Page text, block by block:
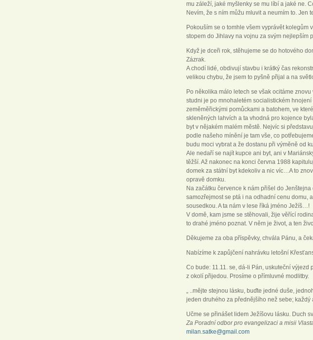
mu záleží, jaké myšlenky se mu líbí a jaké ne.
Nevím, že s ním můžu mluvit a neumím to. Jen
Pokouším se o tomhle všem vyprávět
stopem do Jihlavy na vojnu za svým nejlepším
Když je dceři rok, stěhujeme se do hotového
Zázrak.
A chodí lidé, obdivují stavbu i krátký čas
velikou chybu, že jsem to pyšně přijal a na
Po několika málo letech se však ocitáme
studni je po mnohaletém socialistickém
zeměměřickými pomůckami a batohem, ve
skleněných lahvích a ta vhodná pro kojence
byt v nějakém malém městě. Nejvíc si
podle našeho mínění je tam vše, co
budu moci vybrat a že dostanu při výměně od
Ale nedaří se najít kupce ani byt, ani v
těžší. Až nakonec na konci června 1988
domek za státní byt kdekoliv a nic víc…A to
opravě domku.
Na začátku července k nám přišel do
samozřejmost se ptá i na odhadní cenu domu,
sousedkou. A ta nám v lese říká jméno Ježíš…!
V domě, kam jsme se stěhovali, žije věřící
to drahé jméno poznat. V něm je život, a ten
Děkujeme za oba příspěvky, chvála Pánu, a
Nabízíme k zapůjčení nahrávku letošní
Co bude: 11.11. se, dá-li Pán, uskuteční
z okolí přijedou. Prosíme o přímluvné modlitby.
„ ..mějte stejnou lásku, buďte jedné duše,
jeden druhého za přednějšího než sebe;
Učme se přinášet lidem Ježíšovu lásku. Duch
Za Poradní odbor pro evangelizaci a misii
milan.satke@gmail.com